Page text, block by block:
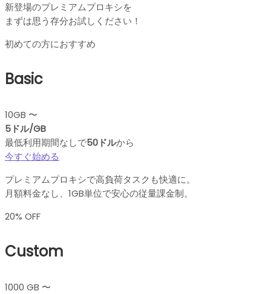
新登場のプレミアムプロキシを
まずは思う存分お試しください！
初めての方におすすめ
Basic
10GB 〜
5ドル/GB
最低利用期間なしで50ドルから
今すぐ始める
プレミアムプロキシで高負荷タスクも快適に。
月額料金なし、1GB単位で安心の従量課金制。
20% OFF
Custom
1000 GB 〜